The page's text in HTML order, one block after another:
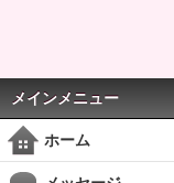
メインメニュー
ホーム